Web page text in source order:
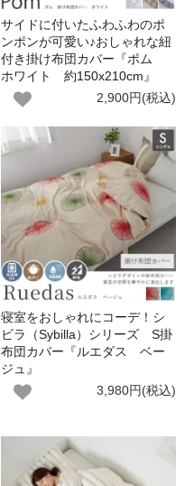
サイドに付いたふわふわのポ
ンポンが可愛い♪おしゃれな紐
付き掛け布団カバー『ポム
ホワイト 約150x210cm』
2,900円(税込)
寝室をおしゃれにコーデ！シ
ビラ（Sybilla）シリーズ S掛
布団カバー『ルエダス ベー
ジュ』
3,980円(税込)